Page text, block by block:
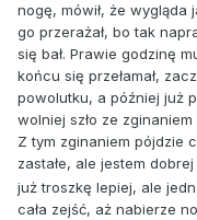
nogę, mówił, że
go przerażał, bo tak
się bał. Prawie godzinę
końcu się przełamał,
powolutku, a później już
wolniej szło ze
Z tym zginaniem pójdzie
zastałe, ale jestem dobrej
już troszkę lepiej, ale
cała zejść, aż nabierze